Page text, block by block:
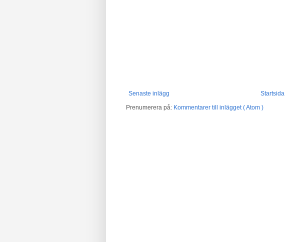
Senaste inlägg
Startsida
Prenumerera på: Kommentarer till inlägget ( Atom )